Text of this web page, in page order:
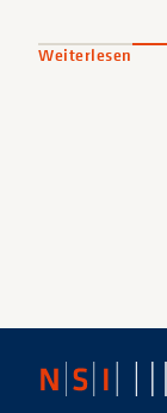
Weiterlesen